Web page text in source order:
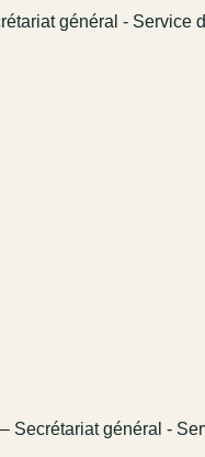
général - Service
général -